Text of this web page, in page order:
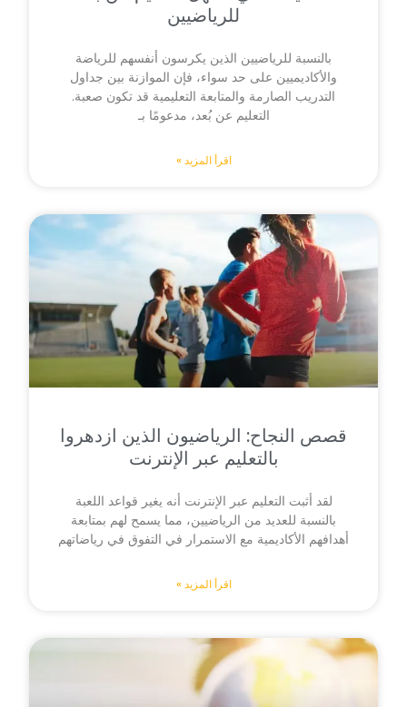
للرياضيين
بالنسبة للرياضيين الذين يكرسون أنفسهم للرياضة
والأكاديميين على حد سواء، فإن الموازنة بين جداول
التدريب الصارمة والمتابعة التعليمية قد تكون صعبة.
التعليم عن بُعد، مدعومًا بـ
اقرأ المزيد »
قصص النجاح: الرياضيون الذين ازدهروا
بالتعليم عبر الإنترنت
لقد أثبت التعليم عبر الإنترنت أنه يغير قواعد اللعبة
بالنسبة للعديد من الرياضيين، مما يسمح لهم بمتابعة
أهدافهم الأكاديمية مع الاستمرار في التفوق في رياضاتهم
اقرأ المزيد »